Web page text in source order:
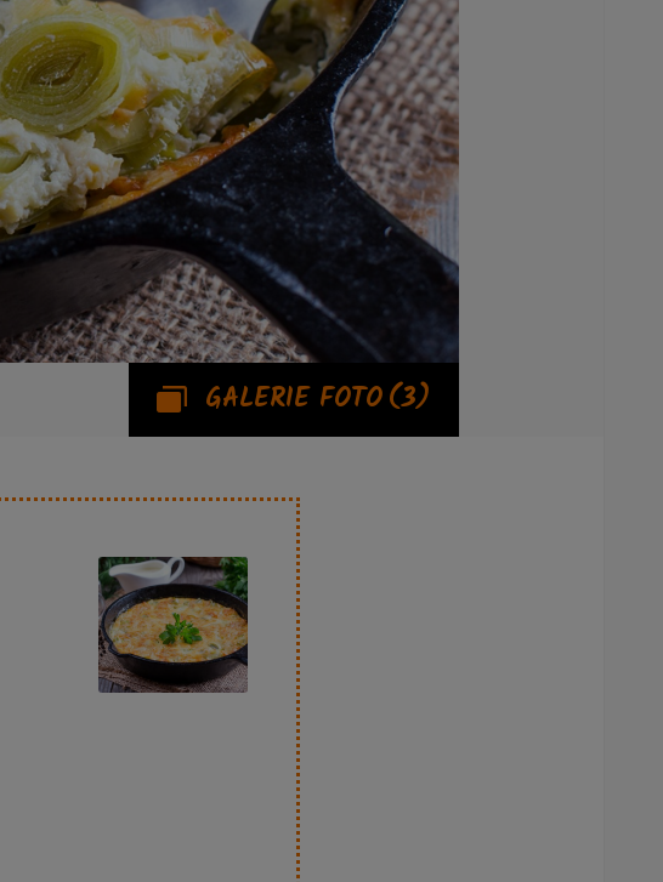
GALERIE FOTO(3)